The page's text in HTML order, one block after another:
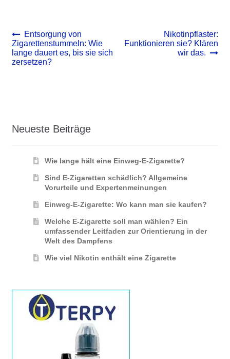
Beitrags-
Navigation
Vorheriger
Beitrag:
Entsorgung von
Zigarettenstummeln: Wie
lange dauert es, bis sie sich
zersetzen?
Nächster
Beitrag:
Nikotinpflaster:
Funktionieren sie? Klären
wir das.
Neueste Beiträge
Wie lange hält eine Einweg-E-Zigarette?
Sind E-Zigaretten schädlich? Allgemeine
Vorurteile und Expertenmeinungen
Einweg-E-Zigarette: Wo kann man sie kaufen?
Welche E-Zigarette soll man wählen? Ein
umfassender Leitfaden zur Orientierung in der
Welt des Dampfens
Wie viel Nikotin enthält eine Zigarette